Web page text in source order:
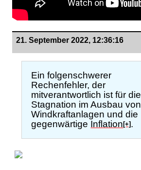
21. September 2022, 12:36:16
Ein folgenschwerer
Rechenfehler, der
mitverantwortlich ist für die
Stagnation im Ausbau von
Windkraftanlagen und die
gegenwärtige Inflation[+].